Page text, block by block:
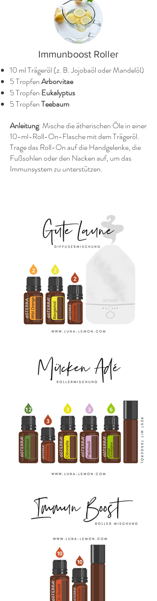
Immunboost Roller
10 ml Trägeröl (z. B. Jojobaöl oder Mandelöl)
5 TropfenArborvitae
5 Tropfen Eukalyptus
5 TropfenTeebaum
Anleitung: Mische die ätherischen Öle in einer
10-ml-Roll-On-Flasche mit dem Trägeröl.
Trage das Roll-On auf die Handgelenke, die
Fußsohlen oder den Nacken auf, um das
Immunsystem zu unterstützen.